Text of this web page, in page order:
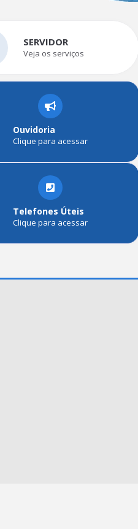
SERVIDOR
Veja os serviços
Ouvidoria
Clique para acessar
Telefones Úteis
Clique para acessar